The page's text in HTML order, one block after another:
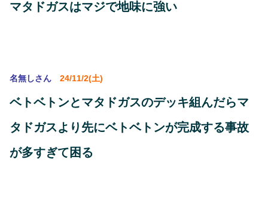
マタドガスはマジで地味に強い
名無しさん 24/11/2(土)
ベトベトンとマタドガスのデッキ組んだらマ
タドガスより先にベトベトンが完成する事故
が多すぎて困る